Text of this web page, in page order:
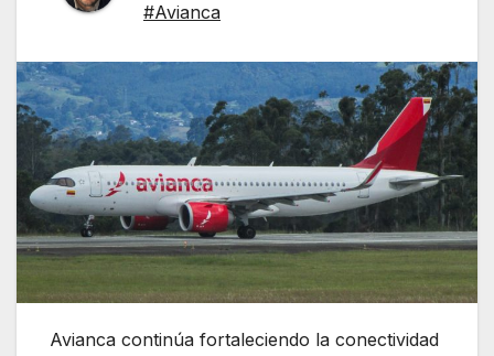
#Avianca
Avianca continúa fortaleciendo la conectividad